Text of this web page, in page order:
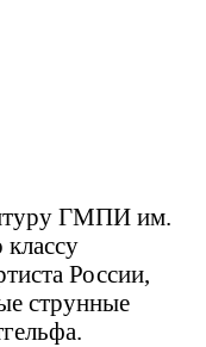
ГМПИ им.
России,
струнные